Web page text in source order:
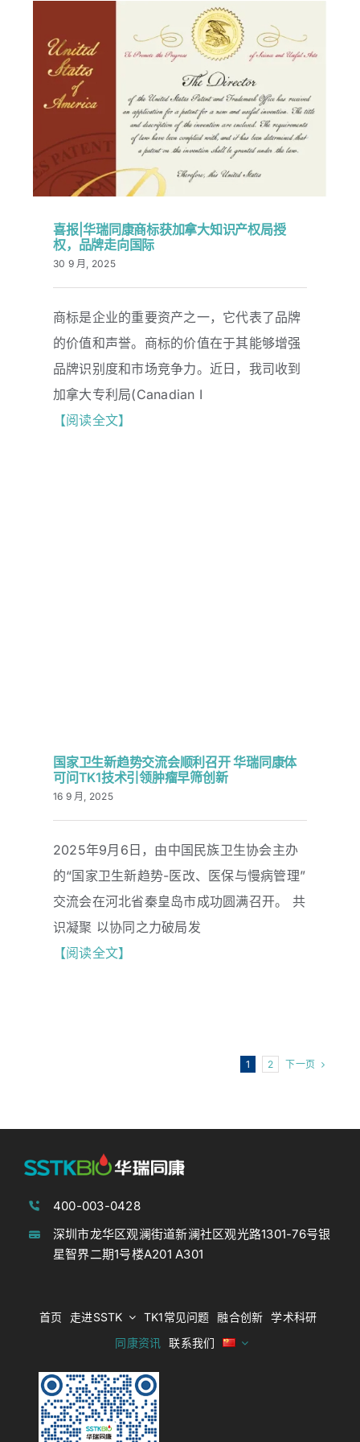
喜报|华瑞同康商标获加拿大知识产权局
授权，品牌走向国际
喜报|华瑞同康商标获加拿大知识产权局授
权，品牌走向国际
30 9 月, 2025
商标是企业的重要资产之一，它代表了品牌
的价值和声誉。商标的价值在于其能够增强
品牌识别度和市场竞争力。近日，我司收到
加拿大专利局(Canadian I
【阅读全文】
国家卫生新趋势交流会顺利召开 华瑞同
康体可问TK1技术引领肿瘤早筛创新
国家卫生新趋势交流会顺利召开 华瑞同康体
可问TK1技术引领肿瘤早筛创新
16 9 月, 2025
2025年9月6日，由中国民族卫生协会主办
的“国家卫生新趋势-医改、医保与慢病管理”
交流会在河北省秦皇岛市成功圆满召开。 共
识凝聚 以协同之力破局发
【阅读全文】
1 2 下一页
400-003-0428
深圳市龙华区观澜街道新澜社区观光路1301-76号银
星智界二期1号楼A201 A301
首页 走进SSTK TK1常见问题 融合创新
学术科研
同康资讯
联系我们